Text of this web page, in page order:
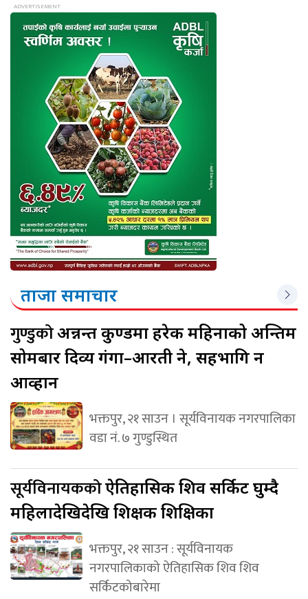
ताजा समाचार
गुण्डुकोअन्नन्त कुण्डमा हरेक महिनाको अन्तिम
सोमबार दिव्य गंगा–आरती हुने, सहभागि हुन
आव्हान
भक्तपुर, २१ साउन । सूर्यविनायक नगरपालिका
वडा नं. ७ गुण्डुस्थित
सूर्यविनायककोऐतिहासिक शिव सर्किट घुम्दै
महिलादेखिदेखि शिक्षक शिक्षिका
भक्तपुर, २१ साउन : सूर्यविनायक
नगरपालिकाको ऐतिहासिक शिव शिव
सर्किटकोबारेमा